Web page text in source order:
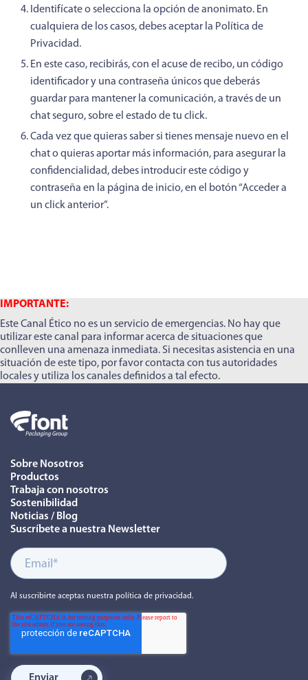
Identifícate o selecciona la opción de anonimato. En
cualquiera de los casos, debes aceptar la Política de
Privacidad.
En este caso, recibirás, con el acuse de recibo, un código
identificador y una contraseña únicos que deberás
guardar para mantener la comunicación, a través de un
chat seguro, sobre el estado de tu click.
Cada vez que quieras saber si tienes mensaje nuevo en el
chat o quieras aportar más información, para asegurar la
confidencialidad, debes introducir este código y
contraseña en la página de inicio, en el botón “Acceder a
un click anterior”.
IMPORTANTE:
Este Canal Ético no es un servicio de emergencias. No hay que
utilizar este canal para informar acerca de situaciones que
conlleven una amenaza inmediata. Si necesitas asistencia en una
situación de este tipo, por favor contacta con tus autoridades
locales y utiliza los canales definidos a tal efecto.
Sobre Nosotros
Productos
Trabaja con nosotros
Sostenibilidad
Noticias / Blog
Suscríbete a nuestra Newsletter
Al suscribirte aceptas nuestra política de privacidad.